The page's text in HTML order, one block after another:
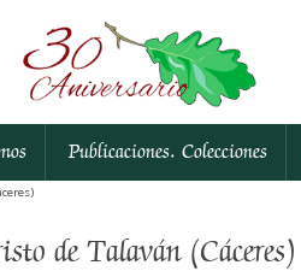
Ir al contenido
Publicaciones. Colecciones
de Talaván (Cáceres)